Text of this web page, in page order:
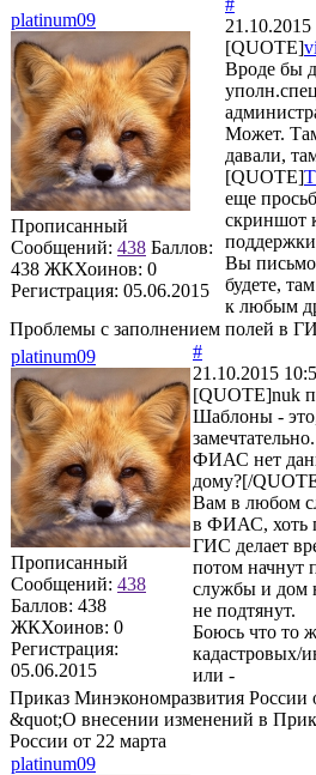
platinum09
Прописанный
Сообщений: 438 Баллов:
438 ЖКХоинов: 0
Регистрация: 05.06.2015
[QUOTE]
Вроде бы
Может.
давали,
[QUOTE]
еще
скриншот
Вы письмо
будете,
к любым
Проблемы с заполнением полей в
platinum09
Прописанный
Сообщений: 438
Баллов: 438
ЖКХоинов: 0
Регистрация:
05.06.2015
#
21.10.2015
[QUOTE]nuk
Шаблоны -
ФИАС нет
дому?[/
Вам в любом
в ФИАС, хоть
ГИС делает
потом начнут
службы и дом
не подтянут.
Боюсь что то
кадастровых/
или -
Приказ Минэкономразвития России
&quot;О внесении изменений в
России от 22 марта
platinum09